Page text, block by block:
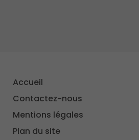
Accueil
Contactez-nous
Mentions légales
Plan du site